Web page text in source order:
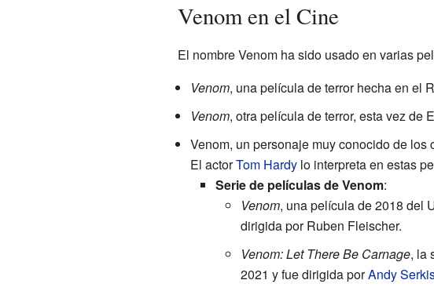
Venom en el Cine
El nombre Venom ha sido usado en varias
Venom, una película de terror hecha en el
Venom, otra película de terror, esta vez de
Venom, un personaje muy conocido de
El actorTom Hardylo interpreta en estas
Serie de películas de Venom:
Venom, una película de 2018 del
dirigida por Ruben Fleischer.
Venom: Let There Be Carnage, la
2021 y fue dirigida porAndy